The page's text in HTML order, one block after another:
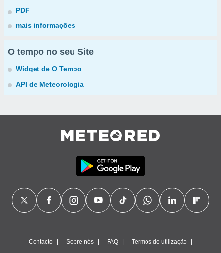
PDF
mais informações
O tempo no seu Site
Widget de O Tempo
API de Meteorologia
Contacto Sobre nós FAQ Termos de utilização